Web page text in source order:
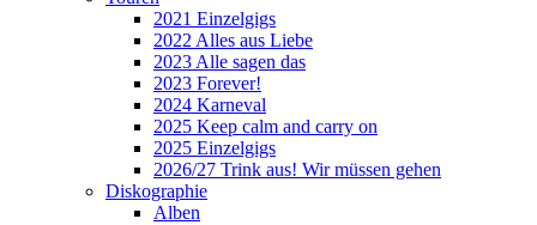
2021 Einzelgigs
2022 Alles aus Liebe
2023 Alle sagen das
2023 Forever!
2024 Karneval
2025 Keep calm and carry on
2025 Einzelgigs
2026/27 Trink aus! Wir müssen gehen
Diskographie
Alben